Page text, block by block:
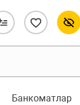
Банкоматлар